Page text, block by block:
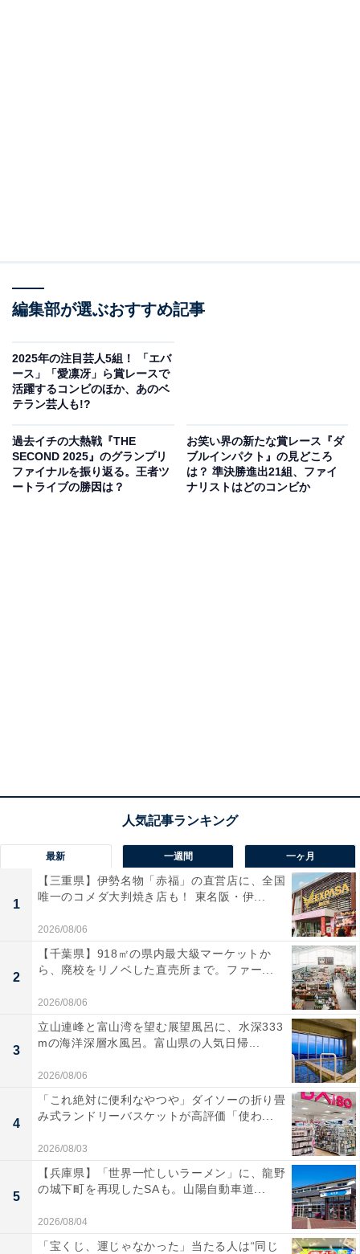
編集部が選ぶおすすめ記事
2025年の注目芸人5組！ 「エバ
ース」「愛凛冴」ら賞レースで
活躍するコンビのほか、あのベ
テラン芸人も!?
過去イチの大熱戦『THE
SECOND 2025』のグランプリ
ファイナルを振り返る。王者ツ
ートライブの勝因は？
お笑い界の新たな賞レース『ダ
ブルインパクト』の見どころ
は？ 準決勝進出21組、ファイ
ナリストはどのコンビか
最新 一週間 一ヶ月
1
【三重県】伊勢名物「赤福」の直営店に、全国
唯一のコメダ大判焼き店も！ 東名阪・伊...
2026/08/06
2
【千葉県】918㎡の県内最大級マーケットか
ら、廃校をリノベした直売所まで。ファー...
2026/08/06
3
立山連峰と富山湾を望む展望風呂に、水深333
mの海洋深層水風呂。富山県の人気日帰...
2026/08/06
4
「これ絶対に便利なやつや」ダイソーの折り畳
み式ランドリーバスケットが高評価「使わ...
2026/08/03
5
【兵庫県】「世界一忙しいラーメン」に、龍野
の城下町を再現したSAも。山陽自動車道...
2026/08/04
「宝くじ、運じゃなかった」当たる人は“同じ